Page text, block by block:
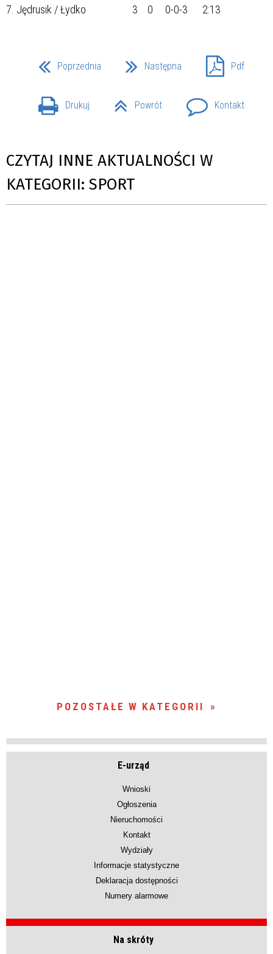
7. Jędrusik / Łydko 3 0 0-0-3 2:13
Poprzednia Następna Pdf
Drukuj Powrót Kontakt
CZYTAJ INNE AKTUALNOŚCI W
KATEGORII: SPORT
POZOSTAŁE W KATEGORII
E-urząd
Wnioski
Ogłoszenia
Nieruchomości
Kontakt
Wydziały
Informacje statystyczne
Deklaracja dostępności
Numery alarmowe
Na skróty